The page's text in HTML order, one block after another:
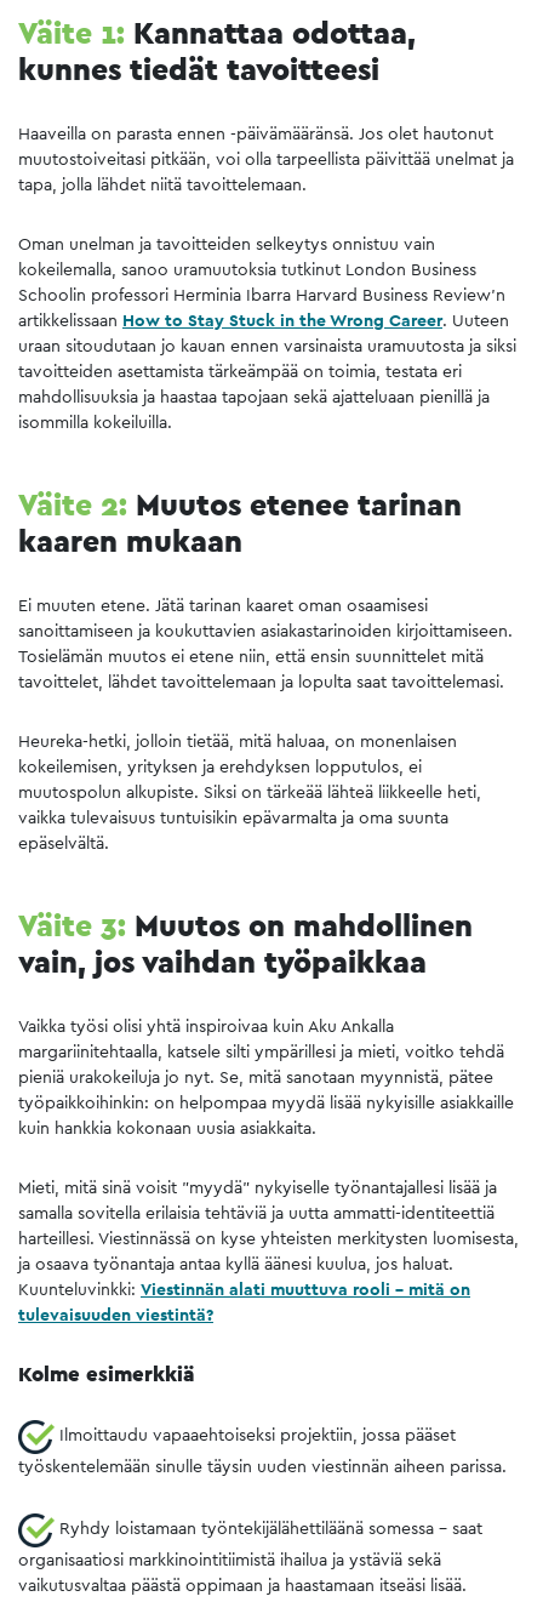
Väite 1: Kannattaa odottaa,
kunnes tiedät tavoitteesi
Haaveilla on parasta ennen -päivämääränsä. Jos olet hautonut
muutostoiveitasi pitkään, voi olla tarpeellista päivittää unelmat ja
tapa, jolla lähdet niitä tavoittelemaan.
Oman unelman ja tavoitteiden selkeytys onnistuu vain
kokeilemalla, sanoo uramuutoksia tutkinut London Business
Schoolin professori Herminia Ibarra Harvard Business Review’n
artikkelissaan How to Stay Stuck in the Wrong Career. Uuteen
uraan sitoudutaan jo kauan ennen varsinaista uramuutosta ja siksi
tavoitteiden asettamista tärkeämpää on toimia, testata eri
mahdollisuuksia ja haastaa tapojaan sekä ajatteluaan pienillä ja
isommilla kokeiluilla.
Väite 2: Muutos etenee tarinan
kaaren mukaan
Ei muuten etene. Jätä tarinan kaaret oman osaamisesi
sanoittamiseen ja koukuttavien asiakastarinoiden kirjoittamiseen.
Tosielämän muutos ei etene niin, että ensin suunnittelet mitä
tavoittelet, lähdet tavoittelemaan ja lopulta saat tavoittelemasi.
Heureka-hetki, jolloin tietää, mitä haluaa, on monenlaisen
kokeilemisen, yrityksen ja erehdyksen lopputulos, ei
muutospolun alkupiste. Siksi on tärkeää lähteä liikkeelle heti,
vaikka tulevaisuus tuntuisikin epävarmalta ja oma suunta
epäselvältä.
Väite 3: Muutos on mahdollinen
vain, jos vaihdan työpaikkaa
Vaikka työsi olisi yhtä inspiroivaa kuin Aku Ankalla
margariinitehtaalla, katsele silti ympärillesi ja mieti, voitko tehdä
pieniä urakokeiluja jo nyt. Se, mitä sanotaan myynnistä, pätee
työpaikkoihinkin: on helpompaa myydä lisää nykyisille asiakkaille
kuin hankkia kokonaan uusia asiakkaita.
Mieti, mitä sinä voisit ”myydä” nykyiselle työnantajallesi lisää ja
samalla sovitella erilaisia tehtäviä ja uutta ammatti-identiteettiä
harteillesi. Viestinnässä on kyse yhteisten merkitysten luomisesta,
ja osaava työnantaja antaa kyllä äänesi kuulua, jos haluat.
Kuunteluvinkki: Viestinnän alati muuttuva rooli – mitä on
tulevaisuuden viestintä?
Kolme esimerkkiä
Ilmoittaudu vapaaehtoiseksi projektiin, jossa pääset
työskentelemään sinulle täysin uuden viestinnän aiheen parissa.
Ryhdy loistamaan työntekijälähettiläänä somessa – saat
organisaatiosi markkinointitiimistä ihailua ja ystäviä sekä
vaikutusvaltaa päästä oppimaan ja haastamaan itseäsi lisää.